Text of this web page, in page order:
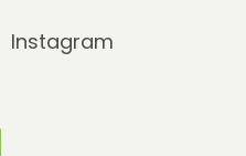
Instagram